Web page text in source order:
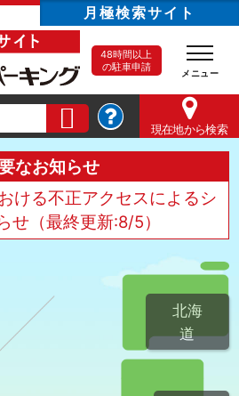
月極検索サイト
48時間以上
の駐車申請
現在地から検索
なお知らせ
ける不正アクセスによるシ
せ（最終更新:8/5）
北海
道